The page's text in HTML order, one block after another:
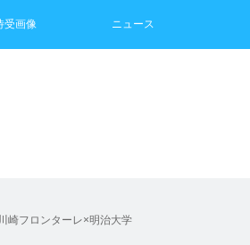
受画像 ニュース
フロンターレ×明治大学